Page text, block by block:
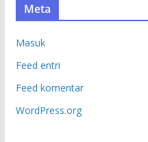
Meta
Masuk
Feed entri
Feed komentar
WordPress.org